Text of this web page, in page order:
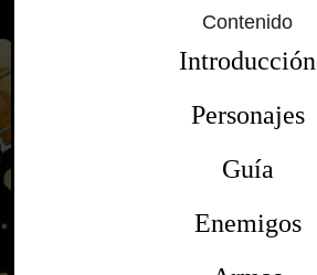
Contenido
Introducción
Personajes
Guía
Enemigos